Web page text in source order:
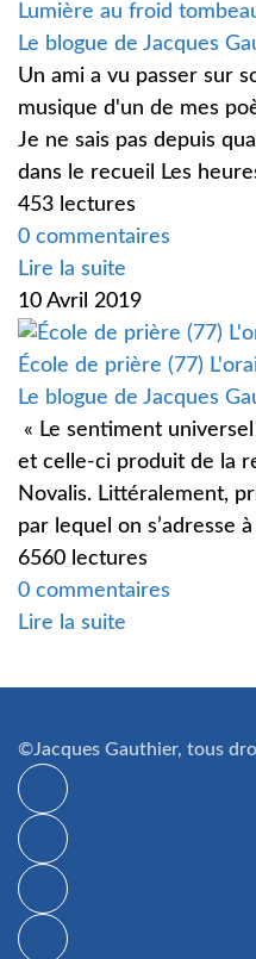
Lumière au froid
Le blogue de Jacques
Un ami a vu passer sur
musique d'un de mes
Je ne sais pas depuis
dans le recueil Les
453 lectures
0 commentaires
Lire la suite
10 Avril 2019
École de prière (77)
Le blogue de Jacques
« Le sentiment
et celle-ci produit de la
Novalis. Littéralement,
par lequel on s’adresse
6560 lectures
0 commentaires
Lire la suite
©Jacques Gauthier, tous